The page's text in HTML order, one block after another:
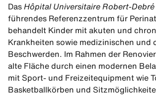
DasHôpital Universitaire Robert-Debré
führendes Referenzzentrum für
behandelt Kinder mit akuten und
Krankheiten sowie medizinischen und
Beschwerden. Im Rahmen der
alte Fläche durch einen modernen
mit Sport- und Freizeitequipment wie
Basketballkörben und